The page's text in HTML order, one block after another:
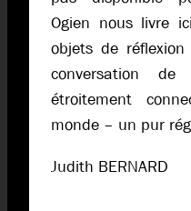
Ogien nous livre
objets de
conversation de
étroitement
monde – un pur
Judith BERNARD